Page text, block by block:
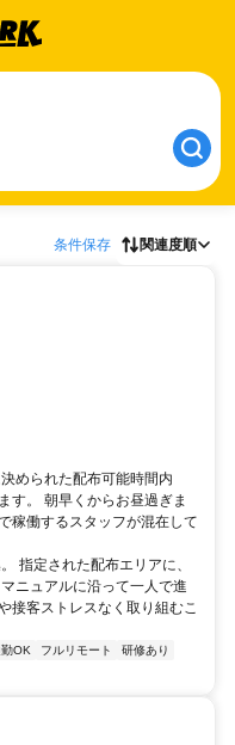
条件保存 関連度順
められた配布可能時間内
す。 朝早くからお昼過ぎま
稼働するスタッフが混在して
指定された配布エリアに、
ニュアルに沿って一人で進
接客ストレスなく取り組むこ
OK フルリモート
研修あり